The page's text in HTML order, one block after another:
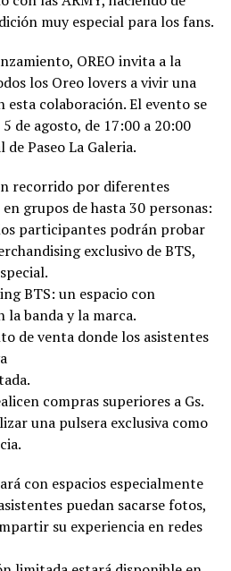
muy especial para los fans.
OREO invita a la
los Oreo lovers a vivir una
esta colaboración. El evento se
de agosto, de 17:00 a 20:00
Paseo La Galeria.
recorrido por diferentes
grupos de hasta 30 personas:
participantes podrán probar
exclusivo de BTS,
BTS: un espacio con
banda y la marca.
de venta donde los asistentes
compras superiores a Gs.
una pulsera exclusiva como
con espacios especialmente
puedan sacarse fotos,
su experiencia en redes